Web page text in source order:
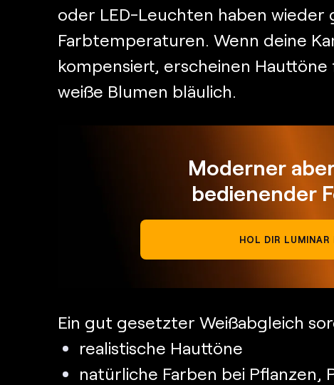
oder LED-Leuchten haben wieder
Farbtemperaturen. Wenn deine
kompensiert, erscheinen
weiße Blumen bläulich.
Moderner
bedienender
HOL DIR LUMINAR
Ein gut gesetzter Weißabgleich
realistische Hauttöne
natürliche Farben bei Pflanzen,